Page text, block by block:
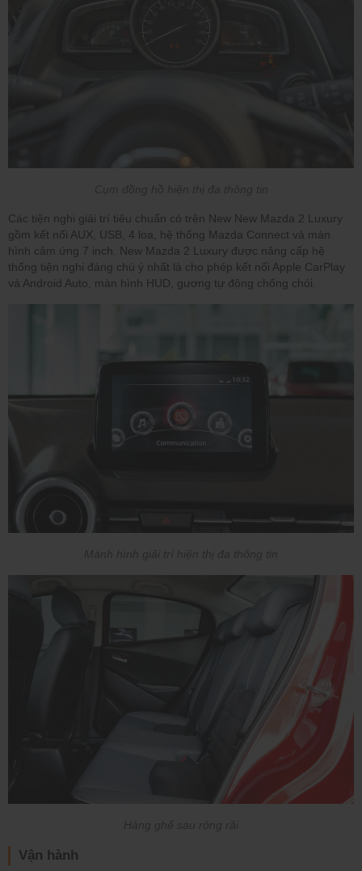
Các tiện nghi giải trí tiêu chuẩn có trên New New Mazda 2 Luxury
gồm kết nối AUX, USB, 4 loa, hệ thống Mazda Connect và màn
hình cảm ứng 7 inch. New Mazda 2 Luxury được nâng cấp hệ
thống tiện nghi đáng chú ý nhất là cho phép kết nối Apple CarPlay
và Android Auto, màn hình HUD, gương tự động chống chói.
Vận hành